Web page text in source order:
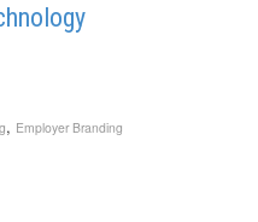
, Employer Branding